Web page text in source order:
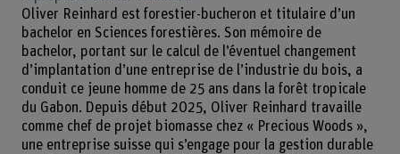
Oliver Reinhard est forestier-bucheron et titulaire d’un
bachelor en Sciences forestières. Son mémoire de
bachelor, portant sur le calcul de l’éventuel changement
d’implantation d’une entreprise de l’industrie du bois, a
conduit ce jeune homme de 25 ans dans la forêt tropicale
du Gabon. Depuis début 2025, Oliver Reinhard travaille
comme chef de projet biomasse chez « Precious Woods »,
une entreprise suisse qui s’engage pour la gestion durable